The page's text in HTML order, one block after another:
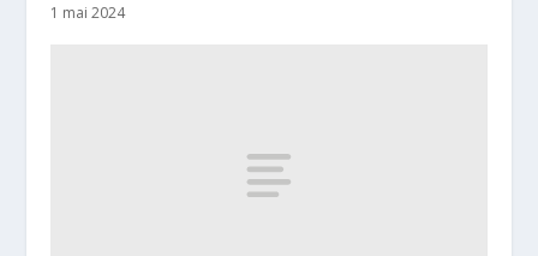
1 mai 2024